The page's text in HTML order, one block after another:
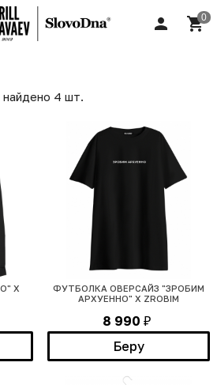
4 шт.
Х
ФУТБОЛКА ОВЕРСАЙЗ "ЗРОБИМ
АРХУЕННО" Х ZROBIM
8 990 ₽
Беру